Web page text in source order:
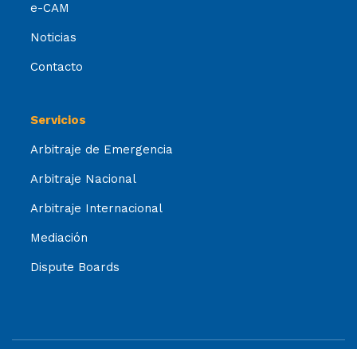
e-CAM
Noticias
Contacto
Servicios
Arbitraje de Emergencia
Arbitraje Nacional
Arbitraje Internacional
Mediación
Dispute Boards